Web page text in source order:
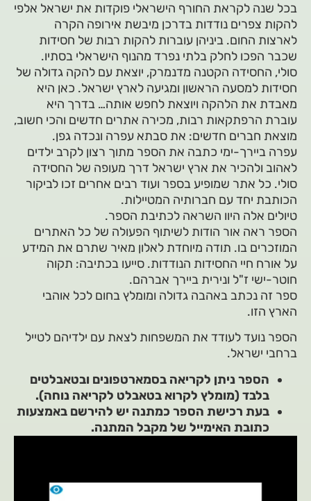
בכל שנה לקראת החורף הישראלי פוקדות את ישראל אלפי
להקות צפרים נודדות בדרכן מיבשת אירופה הקרה
לארצות החום. ביניהן עוברות להקות רבות של חסידות
שכבר הפכו לחלק בלתי נפרד מהנוף הישראלי בסתיו.
סולי, החסידה הקטנה מדנמרק, יוצאת עם להקה גדולה של
חסידות למסעה הראשון ומגיעה לארץ ישראל. כאן היא
מאבדת את הלהקה ויוצאת לחפש אותה… בדרך היא
עוברת הרפתקאות רבות, מכירה אתרים חדשים והכי חשוב,
מוצאת חברים חדשים: את סבתא עפרה ונכדה גפן.
עפרה ביירך-ימי כתבה את הספר מתוך רצון לקרב ילדים
לאהוב ולהכיר את ארץ ישראל דרך מעופה של החסידה
סולי. כל אתר שמופיע בספר ועוד רבים אחרים זכו לביקור
הכותבת יחד עם חברותיה המטיילות.
טיולים אלה היוו השראה לכתיבת הספר.
הספר ראה אור הודות לשיתוף הפעולה של כל האתרים
המוזכרים בו. תודה מיוחדת לאלון מאיר שתרם את המידע
על אורח חיי החסידות הנודדות. סייעו בכתיבה: תקוה
חוטר-ישי ז"ל ונירית ביירך אברהם.
ספר זה נכתב באהבה גדולה ומומלץ בחום לכל אוהבי
הארץ הזו.
הספר נועד לעודד את המשפחות לצאת עם ילדיהם לטייל
ברחבי ישראל.
הספר ניתן לקריאה בסמארטפונים ובטאבלטים
בלבד (מומלץ לקרוא בטאבלט לקריאה נוחה).
בעת רכישת הספר כמתנה יש להירשם באמצעות
כתובת האימייל של מקבל המתנה.